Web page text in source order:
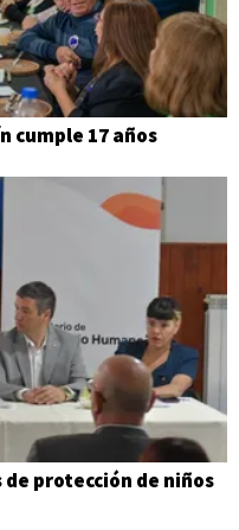
cumple 17 años
protección de niños